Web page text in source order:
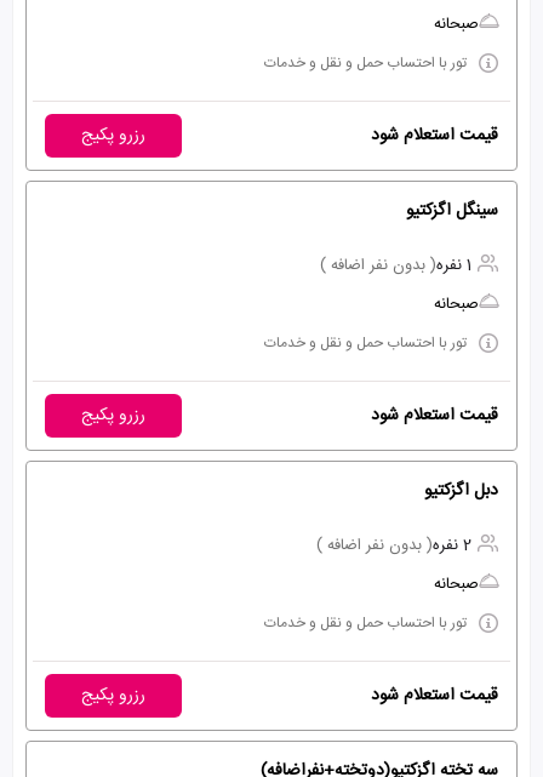
صبحانه
تور با احتساب حمل و نقل و خدمات
قیمت استعلام شود رزرو پکیج
سینگل اگزکتیو
1 نفره
( بدون نفر اضافه )
صبحانه
تور با احتساب حمل و نقل و خدمات
قیمت استعلام شود رزرو پکیج
دبل اگزکتیو
2 نفره
( بدون نفر اضافه )
صبحانه
تور با احتساب حمل و نقل و خدمات
قیمت استعلام شود رزرو پکیج
سه تخته اگزکتیو(دوتخته+نفراضافه)